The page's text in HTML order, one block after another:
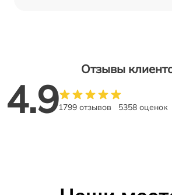
Отзывы
4.91799 отзывов 5358 оценок